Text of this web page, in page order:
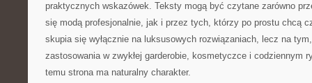
praktycznych wskazówek. Teksty mogą być czytane zarówno
się modą profesjonalnie, jak i przez tych, którzy po prostu chcą
skupia się wyłącznie na luksusowych rozwiązaniach, lecz na
zastosowania w zwykłej garderobie, kosmetyczce i codziennym
temu strona ma naturalny charakter.